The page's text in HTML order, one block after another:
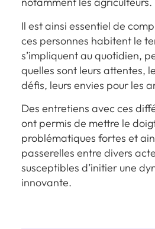
Il est ainsi essentiel de
ces personnes habitent le
s’impliquent au quotidien,
quelles sont leurs attentes,
défis, leurs envies pour les
Des entretiens avec ces
ont permis de mettre le
problématiques fortes et
passerelles entre divers
susceptibles d’initier une
innovante.